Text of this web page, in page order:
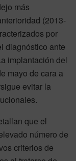
más
(2013-
por
diagnóstico ante
implantación del
mayo de cara a
evitar la
que el
número de
criterios de